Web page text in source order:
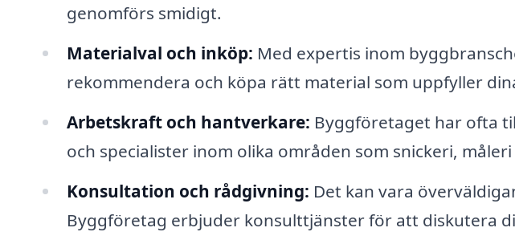
genomförs smidigt.
Materialval och inköp: Med expertis inom
rekommendera och köpa rätt material som uppfyller
Arbetskraft och hantverkare: Byggföretaget har ofta
och specialister inom olika områden som snickeri, måleri
Konsultation och rådgivning: Det kan vara
Byggföretag erbjuder konsulttjänster för att diskutera